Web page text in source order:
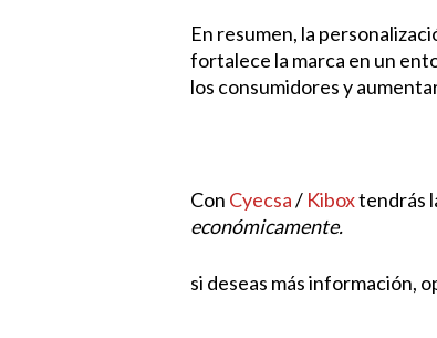
En resumen, la
fortalece la marca en un
los consumidores y
Con Cyecsa/ Kiboxtendrás
económicamente.
si deseas más información,